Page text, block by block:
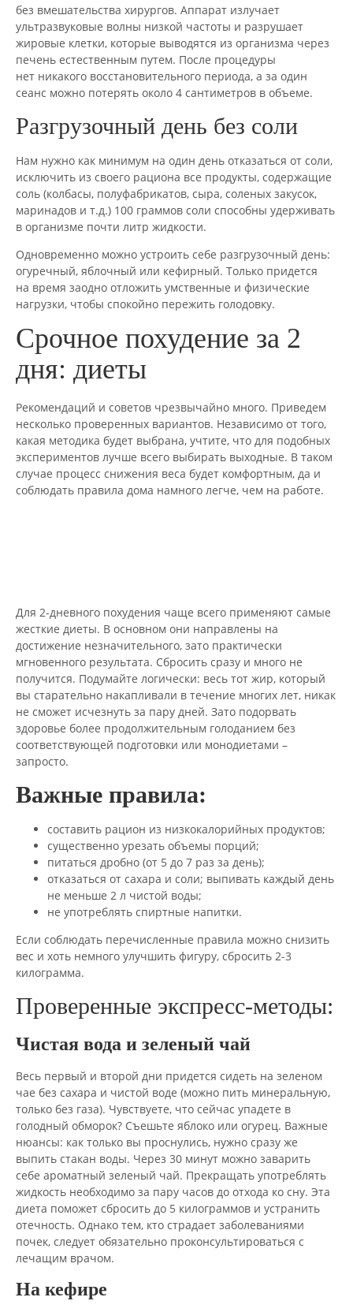
без вмешательства хирургов. Аппарат излучает
ультразвуковые волны низкой частоты и разрушает
жировые клетки, которые выводятся из организма через
печень естественным путем. После процедуры
нет никакого восстановительного периода, а за один
сеанс можно потерять около 4 сантиметров в объеме.
Разгрузочный день без соли
Нам нужно как минимум на один день отказаться от соли,
исключить из своего рациона все продукты, содержащие
соль (колбасы, полуфабрикатов, сыра, соленых закусок,
маринадов и т.д.) 100 граммов соли способны удерживать
в организме почти литр жидкости.
Одновременно можно устроить себе разгрузочный день:
огуречный, яблочный или кефирный. Только придется
на время заодно отложить умственные и физические
нагрузки, чтобы спокойно пережить голодовку.
Срочное похудение за 2
дня: диеты
Рекомендаций и советов чрезвычайно много. Приведем
несколько проверенных вариантов. Независимо от того,
какая методика будет выбрана, учтите, что для подобных
экспериментов лучше всего выбирать выходные. В таком
случае процесс снижения веса будет комфортным, да и
соблюдать правила дома намного легче, чем на работе.
Для 2-дневного похудения чаще всего применяют самые
жесткие диеты. В основном они направлены на
достижение незначительного, зато практически
мгновенного результата. Сбросить сразу и много не
получится. Подумайте логически: весь тот жир, который
вы старательно накапливали в течение многих лет, никак
не сможет исчезнуть за пару дней. Зато подорвать
здоровье более продолжительным голоданием без
соответствующей подготовки или монодиетами –
запросто.
Важные правила:
составить рацион из низкокалорийных продуктов;
существенно урезать объемы порций;
питаться дробно (от 5 до 7 раз за день);
отказаться от сахара и соли; выпивать каждый день
не меньше 2 л чистой воды;
не употреблять спиртные напитки.
Если соблюдать перечисленные правила можно снизить
вес и хоть немного улучшить фигуру, сбросить 2-3
килограмма.
Проверенные экспресс-методы:
Чистая вода и зеленый чай
Весь первый и второй дни придется сидеть на зеленом
чае без сахара и чистой воде (можно пить минеральную,
только без газа). Чувствуете, что сейчас упадете в
голодный обморок? Съешьте яблоко или огурец. Важные
нюансы: как только вы проснулись, нужно сразу же
выпить стакан воды. Через 30 минут можно заварить
себе ароматный зеленый чай. Прекращать употреблять
жидкость необходимо за пару часов до отхода ко сну. Эта
диета поможет сбросить до 5 килограммов и устранить
отечность. Однако тем, кто страдает заболеваниями
почек, следует обязательно проконсультироваться с
лечащим врачом.
На кефире